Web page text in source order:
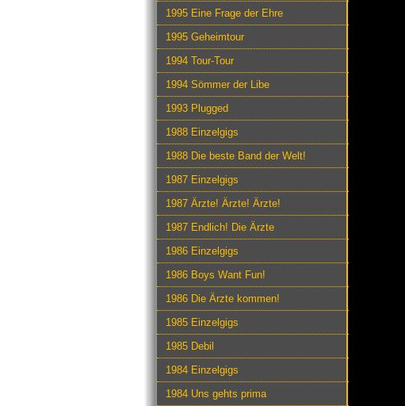
1995 Eine Frage der Ehre
1995 Geheimtour
1994 Tour-Tour
1994 Sömmer der Libe
1993 Plugged
1988 Einzelgigs
1988 Die beste Band der Welt!
1987 Einzelgigs
1987 Ärzte! Ärzte! Ärzte!
1987 Endlich! Die Ärzte
1986 Einzelgigs
1986 Boys Want Fun!
1986 Die Ärzte kommen!
1985 Einzelgigs
1985 Debil
1984 Einzelgigs
1984 Uns gehts prima